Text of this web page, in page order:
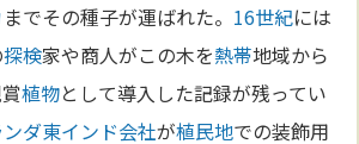
までその種子が運ばれた。 16世紀には
探検家や商人がこの木を熱帯地域から
植物として導入した記録が残ってい
ダ東インド会社が植民地での装飾用